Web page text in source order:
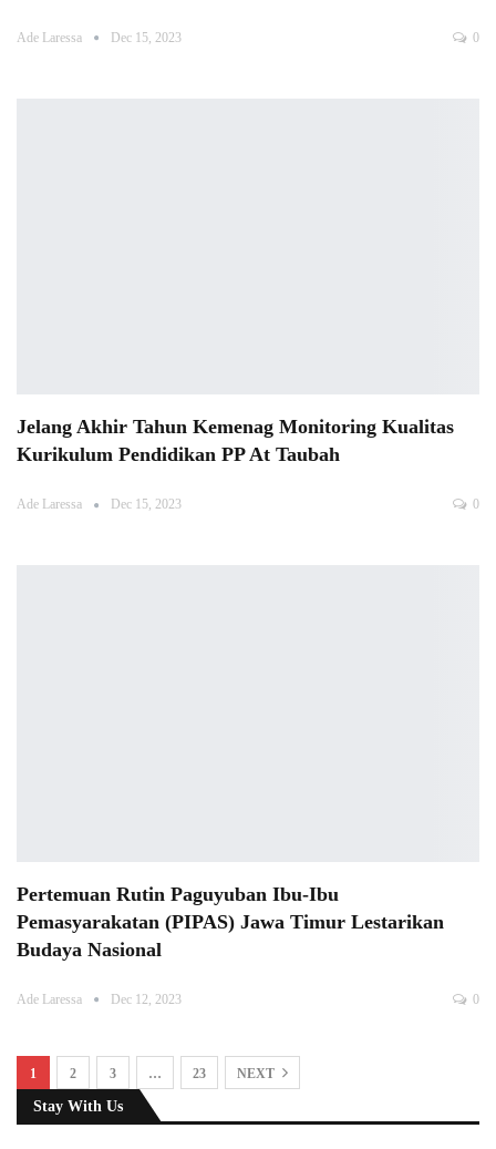
Ade Laressa Dec 15, 2023 0
Jelang Akhir Tahun Kemenag Monitoring Kualitas
Kurikulum Pendidikan PP At Taubah
Ade Laressa Dec 15, 2023 0
Pertemuan Rutin Paguyuban Ibu-Ibu
Pemasyarakatan (PIPAS) Jawa Timur Lestarikan
Budaya Nasional
Ade Laressa Dec 12, 2023 0
1 2 3 … 23 NEXT
Stay With Us